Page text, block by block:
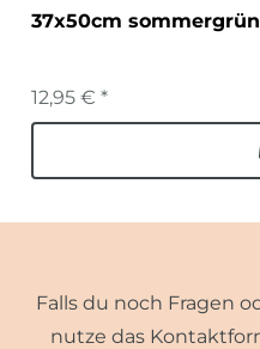
37x50cm sommergrün
12,95 € *
Falls du noch Fragen
nutze das